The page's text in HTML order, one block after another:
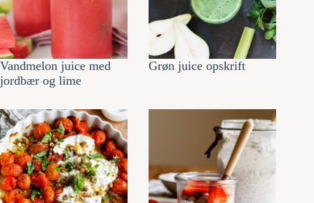
Vandmelon juice med
jordbær og lime
Grøn juice opskrift